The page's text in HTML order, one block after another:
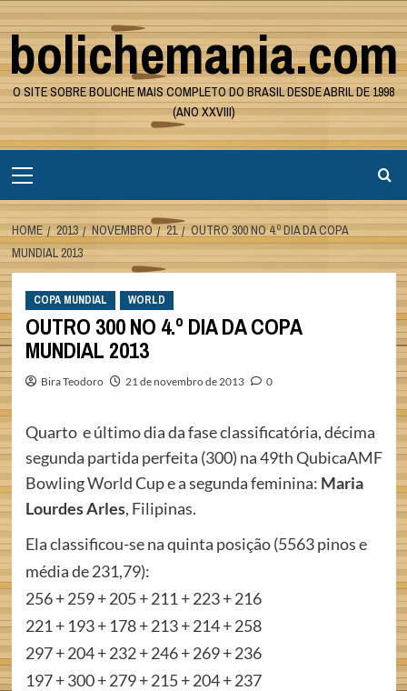
Skip
to
content
bolichemania.com
O SITE SOBRE BOLICHE MAIS COMPLETO DO BRASIL DESDE ABRIL DE 1998
(ANO XXVIII)
Menu
HOME 2013 NOVEMBRO 21
OUTRO 300 NO 4.º DIA DA COPA
MUNDIAL 2013
COPA MUNDIAL WORLD
OUTRO 300 NO 4.º DIA DA COPA
MUNDIAL 2013
Bira Teodoro 21 de novembro de 2013 0
Quarto e último dia da fase classificatória, décima
segunda partida perfeita (300) na 49th QubicaAMF
Bowling World Cup e a segunda feminina: Maria
Lourdes Arles, Filipinas.
Ela classificou-se na quinta posição (5563 pinos e
média de 231,79):
256 + 259 + 205 + 211 + 223 + 216
221 + 193 + 178 + 213 + 214 + 258
297 + 204 + 232 + 246 + 269 + 236
197 + 300 + 279 + 215 + 204 + 237